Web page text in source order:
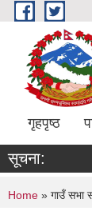
Skip to main
गृहपृष्ठ
सूचना:
You are
Home » गाउँ सभा